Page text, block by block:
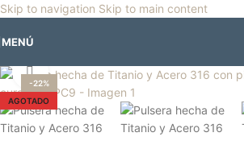
Skip to navigation Skip to main content
🎡Horario especial por vacaciones agostinas
MENÚ
-22%
AGOTADO
Clic para ampliar